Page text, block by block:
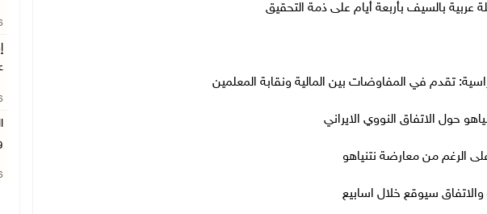
عربية بالسيف بأربعة أيام على ذمة التحقيق
حول الاتفاق النووي الايراني
الرغم من معارضة نتنياهو
سيوقع خلال اسابيع